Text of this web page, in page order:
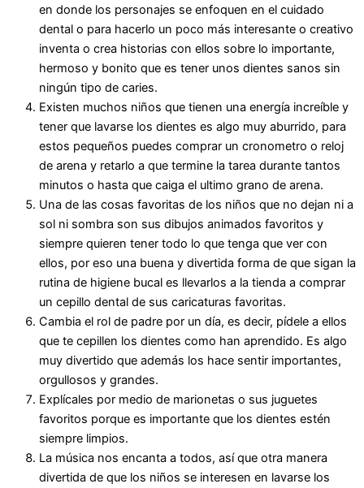
en donde los personajes se enfoquen en el cuidado
dental o para hacerlo un poco más interesante o creativo
inventa o crea historias con ellos sobre lo importante,
hermoso y bonito que es tener unos dientes sanos sin
ningún tipo de caries.
Existen muchos niños que tienen una energía increíble y
tener que lavarse los dientes es algo muy aburrido, para
estos pequeños puedes comprar un cronometro o reloj
de arena y retarlo a que termine la tarea durante tantos
minutos o hasta que caiga el ultimo grano de arena.
Una de las cosas favoritas de los niños que no dejan ni a
sol ni sombra son sus dibujos animados favoritos y
siempre quieren tener todo lo que tenga que ver con
ellos, por eso una buena y divertida forma de que sigan la
rutina de higiene bucal es llevarlos a la tienda a comprar
un cepillo dental de sus caricaturas favoritas.
Cambia el rol de padre por un día, es decir, pídele a ellos
que te cepillen los dientes como han aprendido. Es algo
muy divertido que además los hace sentir importantes,
orgullosos y grandes.
Explícales por medio de marionetas o sus juguetes
favoritos porque es importante que los dientes estén
siempre limpios.
La música nos encanta a todos, así que otra manera
divertida de que los niños se interesen en lavarse los